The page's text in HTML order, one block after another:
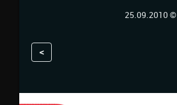
25.09.2010 ©
<